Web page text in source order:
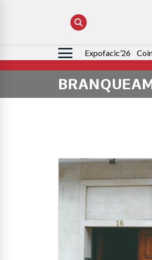
Pesquisar
por:
Expofacic’26